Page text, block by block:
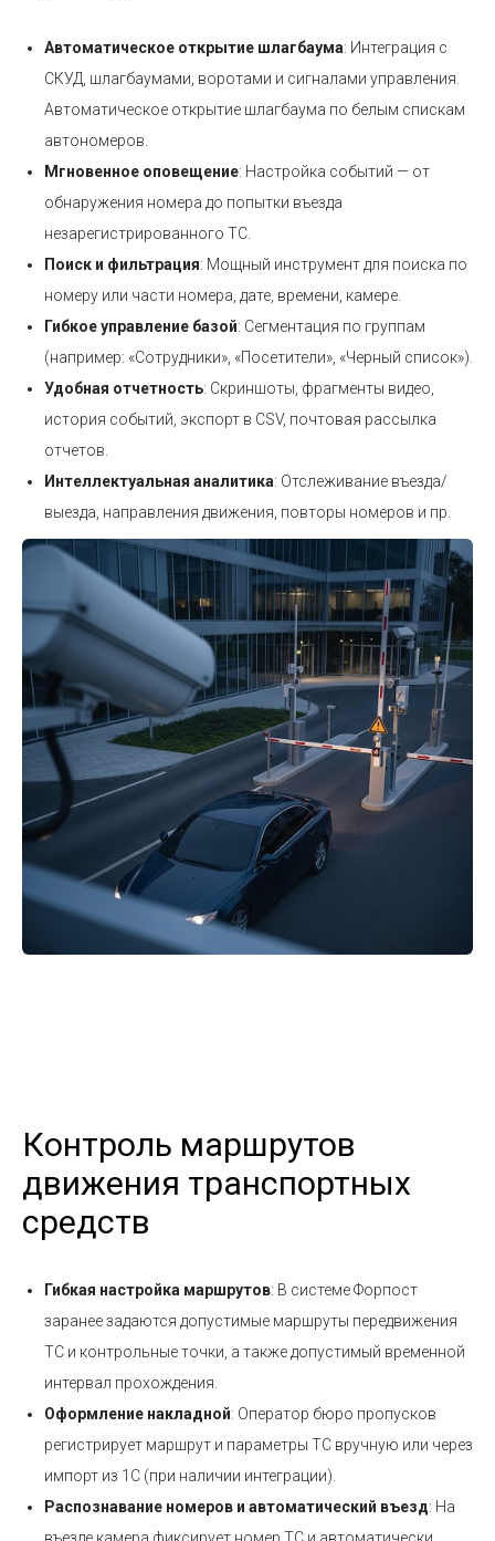
Автоматическое открытие шлагбаума: Интеграция с
СКУД, шлагбаумами, воротами и сигналами управления.
Автоматическое открытие шлагбаума по белым спискам
автономеров.
Мгновенное оповещение: Настройка событий — от
обнаружения номера до попытки въезда
незарегистрированного ТС.
Поиск и фильтрация: Мощный инструмент для поиска по
номеру или части номера, дате, времени, камере.
Гибкое управление базой: Сегментация по группам
(например: «Сотрудники», «Посетители», «Черный список»).
Удобная отчетность: Скриншоты, фрагменты видео,
история событий, экспорт в CSV, почтовая рассылка
отчетов.
Интеллектуальная аналитика: Отслеживание въезда/
выезда, направления движения, повторы номеров и пр.
Контроль маршрутов
движения транспортных
средств
Гибкая настройка маршрутов: В системе Форпост
заранее задаются допустимые маршруты передвижения
ТС и контрольные точки, а также допустимый временной
интервал прохождения.
Оформление накладной: Оператор бюро пропусков
регистрирует маршрут и параметры ТС вручную или через
импорт из 1С (при наличии интеграции).
Распознавание номеров и автоматический въезд: На
въезде камера фиксирует номер ТС и автоматически